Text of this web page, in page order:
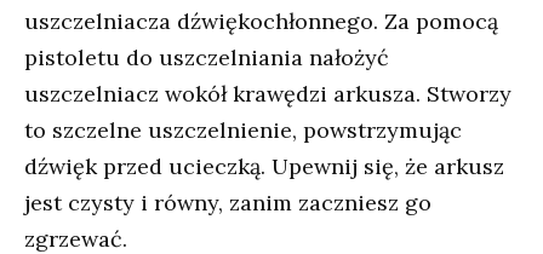
uszczelniacza dźwiękochłonnego. Za pomocą
pistoletu do uszczelniania nałożyć
uszczelniacz wokół krawędzi arkusza. Stworzy
to szczelne uszczelnienie, powstrzymując
dźwięk przed ucieczką. Upewnij się, że arkusz
jest czysty i równy, zanim zaczniesz go
zgrzewać.